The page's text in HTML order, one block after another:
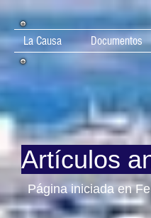
La Causa Documentos
Artículos
Página iniciada en